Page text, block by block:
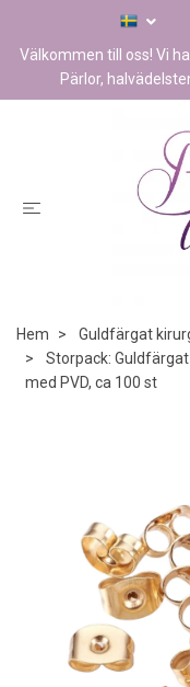
Välkommen till oss! Vi
Pärlor,
Hem
Guldfärgat
Storpack:
med PVD, ca 100 st